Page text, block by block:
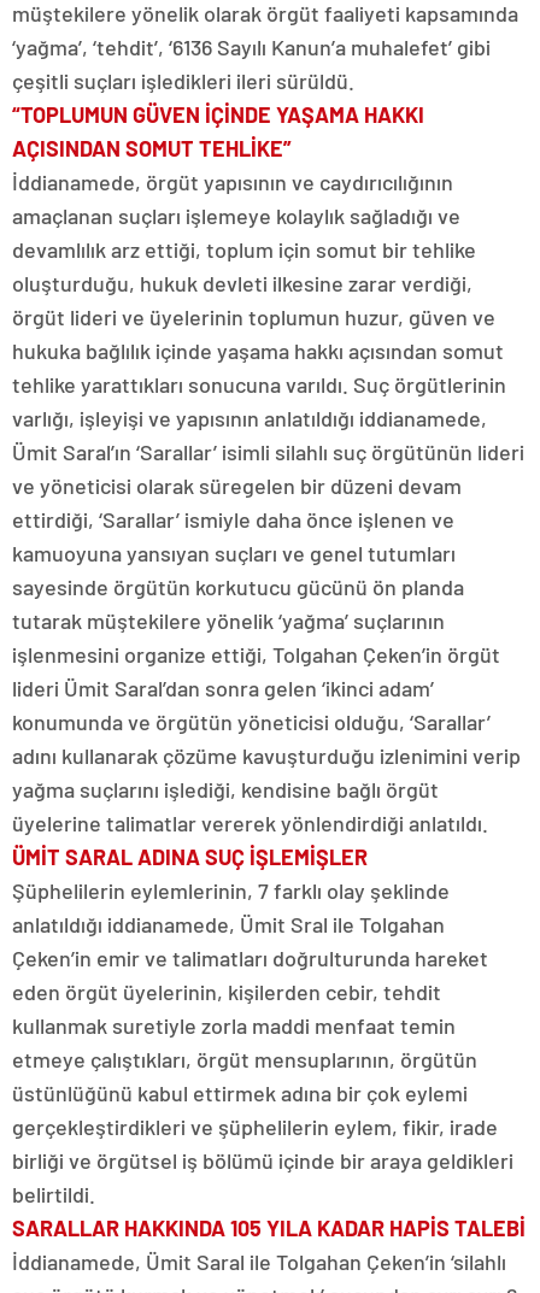
müştekilere yönelik olarak örgüt faaliyeti kapsamında
‘yağma’, ‘tehdit’, ‘6136 Sayılı Kanun’a muhalefet’ gibi
çeşitli suçları işledikleri ileri sürüldü.
“TOPLUMUN GÜVEN İÇİNDE YAŞAMA HAKKI
AÇISINDAN SOMUT TEHLİKE”
İddianamede, örgüt yapısının ve caydırıcılığının
amaçlanan suçları işlemeye kolaylık sağladığı ve
devamlılık arz ettiği, toplum için somut bir tehlike
oluşturduğu, hukuk devleti ilkesine zarar verdiği,
örgüt lideri ve üyelerinin toplumun huzur, güven ve
hukuka bağlılık içinde yaşama hakkı açısından somut
tehlike yarattıkları sonucuna varıldı. Suç örgütlerinin
varlığı, işleyişi ve yapısının anlatıldığı iddianamede,
Ümit Saral’ın ‘Sarallar’ isimli silahlı suç örgütünün lideri
ve yöneticisi olarak süregelen bir düzeni devam
ettirdiği, ‘Sarallar’ ismiyle daha önce işlenen ve
kamuoyuna yansıyan suçları ve genel tutumları
sayesinde örgütün korkutucu gücünü ön planda
tutarak müştekilere yönelik ‘yağma’ suçlarının
işlenmesini organize ettiği, Tolgahan Çeken’in örgüt
lideri Ümit Saral’dan sonra gelen ‘ikinci adam’
konumunda ve örgütün yöneticisi olduğu, ‘Sarallar’
adını kullanarak çözüme kavuşturduğu izlenimini verip
yağma suçlarını işlediği, kendisine bağlı örgüt
üyelerine talimatlar vererek yönlendirdiği anlatıldı.
ÜMİT SARAL ADINA SUÇ İŞLEMİŞLER
Şüphelilerin eylemlerinin, 7 farklı olay şeklinde
anlatıldığı iddianamede, Ümit Sral ile Tolgahan
Çeken’in emir ve talimatları doğrulturunda hareket
eden örgüt üyelerinin, kişilerden cebir, tehdit
kullanmak suretiyle zorla maddi menfaat temin
etmeye çalıştıkları, örgüt mensuplarının, örgütün
üstünlüğünü kabul ettirmek adına bir çok eylemi
gerçekleştirdikleri ve şüphelilerin eylem, fikir, irade
birliği ve örgütsel iş bölümü içinde bir araya geldikleri
belirtildi.
SARALLAR HAKKINDA 105 YILA KADAR HAPİS TALEBİ
İddianamede, Ümit Saral ile Tolgahan Çeken’in ‘silahlı